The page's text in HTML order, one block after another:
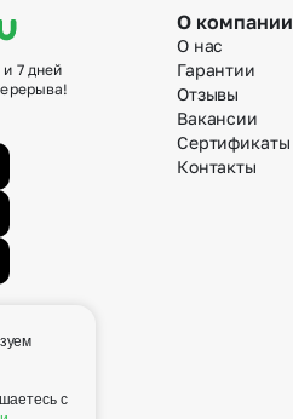
7 дней
О компании
О нас
Гарантии
Отзывы
Вакансии
Сертификаты
Контакты
с